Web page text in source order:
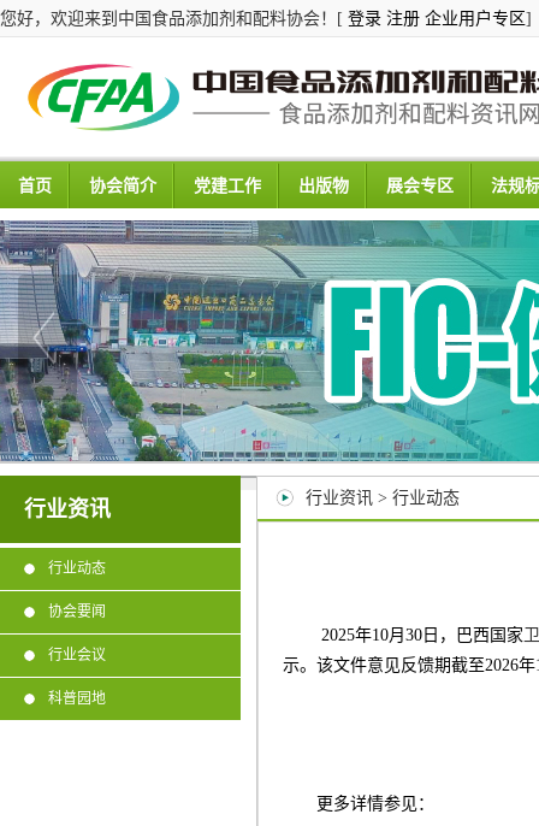
您好，欢迎来到中国食品添加剂和配料协会！[ 登录 注册 企业用户专区]
首页 协会简介 党建工作 出版物 展会专区 法规
行业资讯
行业动态
协会要闻
行业会议
科普园地
行业资讯 > 行业动态
2025年10月30日，巴西国家
示。该文件意见反馈期截至2026年
更多详情参见：